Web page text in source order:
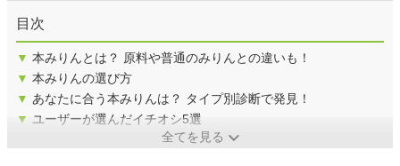
目次
▼ 本みりんとは？ 原料や普通のみりんとの違いも！
▼ 本みりんの選び方
▼ あなたに合う本みりんは？ タイプ別診断で発見！
▼ ユーザーが選んだイチオシ5選
全てを見る